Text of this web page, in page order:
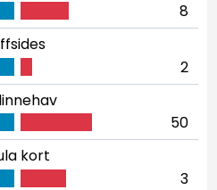
8
2
50
kort
3